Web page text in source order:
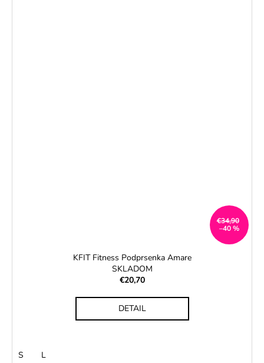
€34,90
–40 %
KFIT Fitness Podprsenka Amare
SKLADOM
€20,70
DETAIL
S L